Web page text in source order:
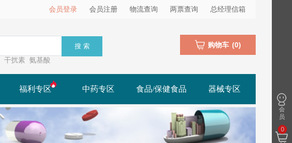
会员登录 会员注册 物流查询 两票查询 总经理信箱
干扰素 氨基酸
搜 索 购物车 (0)
福利专区 中药专区 食品/保健食品 器械专区
会
员
0